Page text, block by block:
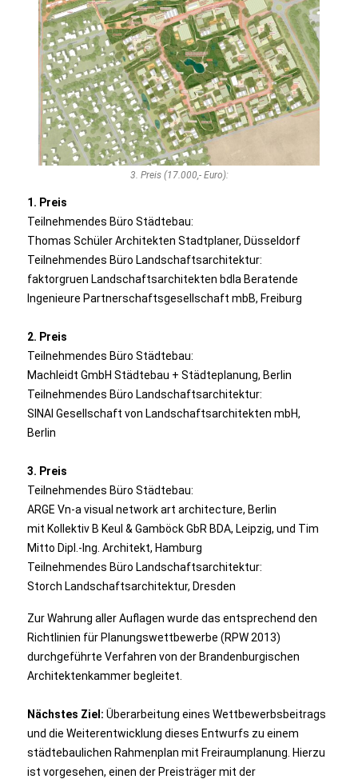
3. Preis (17.000,- Euro):
1. Preis
Teilnehmendes Büro Städtebau:
Thomas Schüler Architekten Stadtplaner, Düsseldorf
Teilnehmendes Büro Landschaftsarchitektur:
faktorgruen Landschaftsarchitekten bdla Beratende
Ingenieure Partnerschaftsgesellschaft mbB, Freiburg
2. Preis
Teilnehmendes Büro Städtebau:
Machleidt GmbH Städtebau + Städteplanung, Berlin
Teilnehmendes Büro Landschaftsarchitektur:
SINAI Gesellschaft von Landschaftsarchitekten mbH,
Berlin
3. Preis
Teilnehmendes Büro Städtebau:
ARGE Vn-a visual network art architecture, Berlin
mit Kollektiv B Keul & Gamböck GbR BDA, Leipzig, und Tim
Mitto Dipl.-Ing. Architekt, Hamburg
Teilnehmendes Büro Landschaftsarchitektur:
Storch Landschaftsarchitektur, Dresden
Zur Wahrung aller Auflagen wurde das entsprechend den
Richtlinien für Planungswettbewerbe (RPW 2013)
durchgeführte Verfahren von der Brandenburgischen
Architektenkammer begleitet.
Nächstes Ziel: Überarbeitung eines Wettbewerbsbeitrags
und die Weiterentwicklung dieses Entwurfs zu einem
städtebaulichen Rahmenplan mit Freiraumplanung. Hierzu
ist vorgesehen, einen der Preisträger mit der